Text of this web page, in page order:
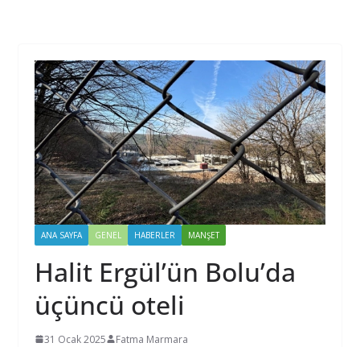
ANA SAYFA GENEL HABERLER MANŞET
Halit Ergül’ün Bolu’da
üçüncü oteli
31 Ocak 2025 Fatma Marmara